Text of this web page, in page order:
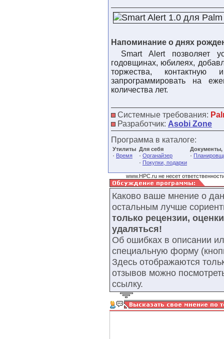
Напоминание о днях
Smart Alert позволяет
годовщинах, юбилеях,
торжества,
запрограммировать на
количества лет.
Системные требования:
Разработчик: Asobi Zone
Программа в каталоге:
Утилиты
· Время
Для себя
· Органайзер
· Покупки, подарки
·
www.HPC.ru не несет
Каково ваше мнение о
остальным лучше
только рецензии,
удаляться!
Об ошибках в описании
специальную форму
Здесь отображаются
отзывов можно
ссылку.